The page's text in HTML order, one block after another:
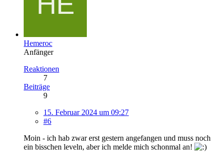
Hemeroc
Anfänger
Reaktionen
7
Beiträge
9
15. Februar 2024 um 09:27
#6
Moin - ich hab zwar erst gestern angefangen und muss noch
ein bisschen leveln, aber ich melde mich schonmal an!